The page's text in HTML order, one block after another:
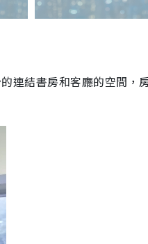
連結書房和客廳的空間，